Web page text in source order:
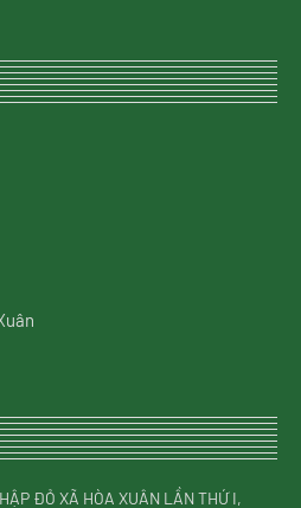
ĐỎ XÃ HÒA XUÂN LẦN THỨ I,